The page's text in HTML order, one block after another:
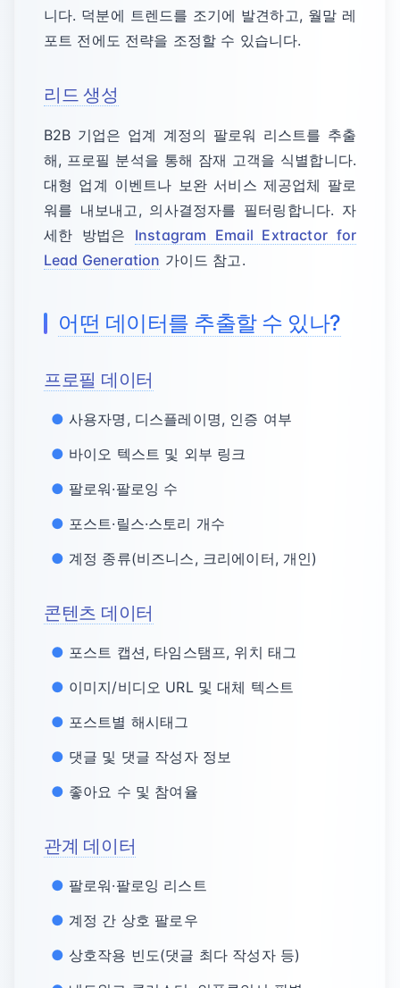
니다. 덕분에 트렌드를 조기에 발견하고, 월말 레
포트 전에도 전략을 조정할 수 있습니다.
리드 생성
B2B 기업은 업계 계정의 팔로워 리스트를 추출
해, 프로필 분석을 통해 잠재 고객을 식별합니다.
대형 업계 이벤트나 보완 서비스 제공업체 팔로
워를 내보내고, 의사결정자를 필터링합니다. 자
세한 방법은 Instagram Email Extractor for
Lead Generation 가이드 참고.
어떤 데이터를 추출할 수 있나?
프로필 데이터
사용자명, 디스플레이명, 인증 여부
바이오 텍스트 및 외부 링크
팔로워·팔로잉 수
포스트·릴스·스토리 개수
계정 종류(비즈니스, 크리에이터, 개인)
콘텐츠 데이터
포스트 캡션, 타임스탬프, 위치 태그
이미지/비디오 URL 및 대체 텍스트
포스트별 해시태그
댓글 및 댓글 작성자 정보
좋아요 수 및 참여율
관계 데이터
팔로워·팔로잉 리스트
계정 간 상호 팔로우
상호작용 빈도(댓글 최다 작성자 등)